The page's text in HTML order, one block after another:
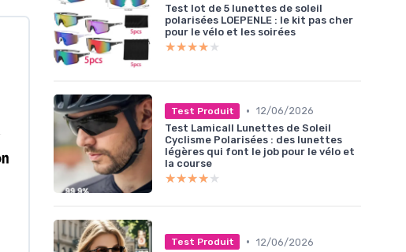
Test lot de 5 lunettes de soleil
polarisées LOEPENLE : le kit pas cher
pour le vélo et les soirées
★★★★★
★★★★★
Test Produit • 12/06/2026
Test Lamicall Lunettes de Soleil
Cyclisme Polarisées : des lunettes
légères qui font le job pour le vélo et
la course
★★★★★
★★★★★
Test Produit • 12/06/2026